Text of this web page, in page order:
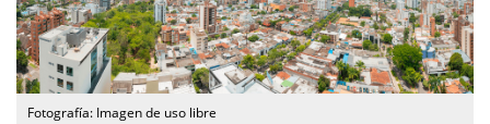
Fotografía: Imagen de uso libre